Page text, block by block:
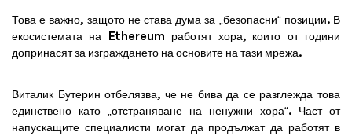
Това е важно, защото не става дума за „безопасни“ позиции. В
екосистемата на Ethereum работят хора, които от години
допринасят за изграждането на основите на тази мрежа.
Виталик Бутерин отбелязва, че не бива да се разглежда това
единствено като „отстраняване на ненужни хора“. Част от
напускащите специалисти могат да продължат да работят в